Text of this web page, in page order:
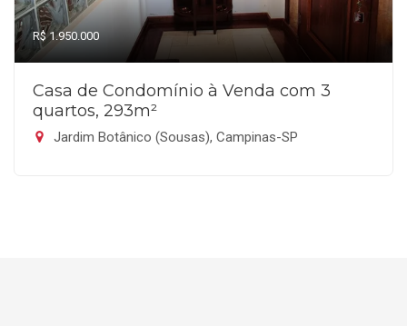
R$ 1.950.000
Casa de Condomínio à Venda com 3
quartos, 293m²
Jardim Botânico (Sousas), Campinas-SP